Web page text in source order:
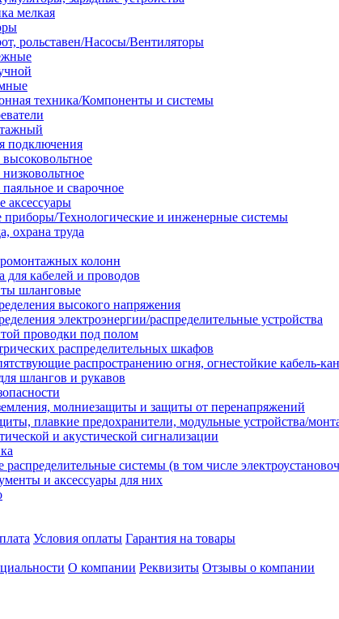
мелкая
рольставен/Насосы/Вентиляторы
техника/Компоненты и системы
подключения
и сварочное
аксессуары
приборы/Технологические и инженерные системы
охрана труда
колонн
для кабелей и проводов
шланговые
высокого напряжения
электроэнергии/распределительные устройства
проводки под полом
распределительных шкафов
распространению огня, огнестойкие кабель-
шлангов и рукавов
молниезащиты и защиты от перенапряжений
плавкие предохранители, модульные устройства/
и акустической сигнализации
распределительные системы (в том числе
и аксессуары для них
Условия оплаты Гарантия на товары
О компании Реквизиты Отзывы о компании